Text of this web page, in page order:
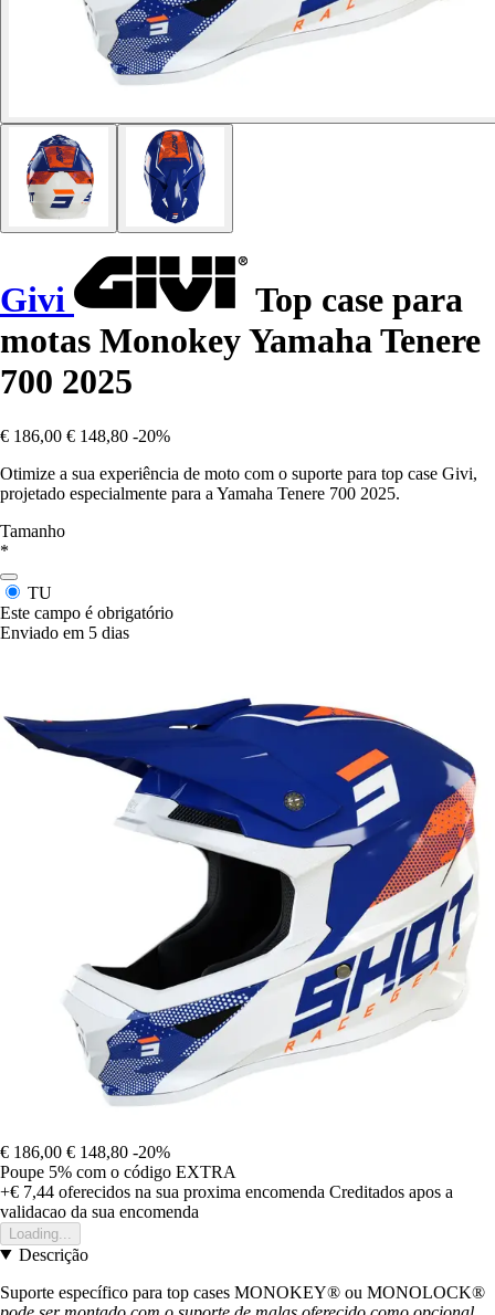
Givi
Top case para
motas Monokey Yamaha Tenere
700 2025
€ 186,00 € 148,80 -20%
Otimize a sua experiência de moto com o suporte para top case Givi,
projetado especialmente para a Yamaha Tenere 700 2025.
Tamanho
*
TU
Este campo é obrigatório
Enviado em 5 dias
€ 186,00 € 148,80 -20%
Poupe 5% com o código EXTRA
+€ 7,44 oferecidos na sua proxima encomenda Creditados apos a
validacao da sua encomenda
Loading...
Descrição
Suporte específico para top cases MONOKEY® ou MONOLOCK®